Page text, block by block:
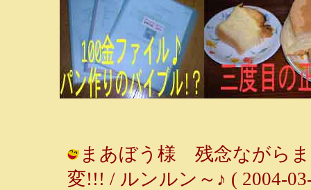
まあぼう様 残念ながらま
変!!! / ルンルン～♪ ( 2004-